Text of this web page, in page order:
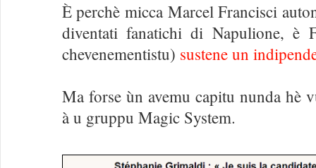
È perchè micca Marcel Francisci
diventati fanatichi di Napulione, è
chevenementistu) sustene un
Ma forse ùn avemu capitu nunda hè
à u gruppu Magic System.